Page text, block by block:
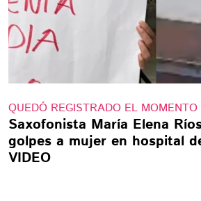
QUEDÓ REGISTRADO EL MOMENTO
Saxofonista María Elena
golpes a mujer en hospital
VIDEO